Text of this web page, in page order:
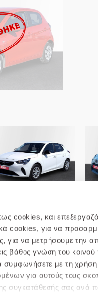
cookies, και
cookies, για να
για να μετρήσουμε την
βάθος γνώση του κοινού
συμφωνήσετε με τη χρήση
για αυτούς τους
συγκατάθεσής σας ανά
μαζί μας